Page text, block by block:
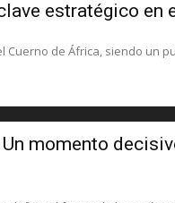
estratégico en
Cuerno de África, siendo un
momento